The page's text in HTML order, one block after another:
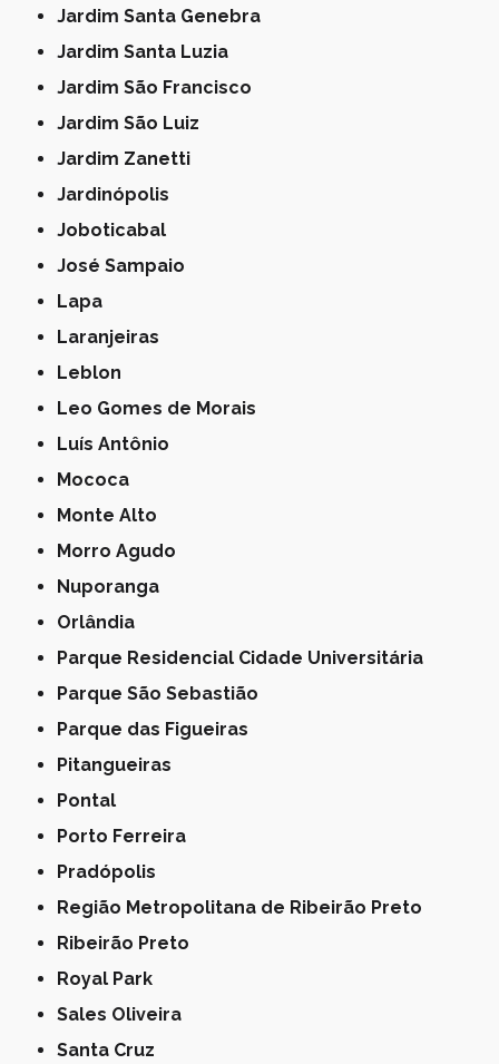
Jardim Santa Genebra
Jardim Santa Luzia
Jardim São Francisco
Jardim São Luiz
Jardim Zanetti
Jardinópolis
Joboticabal
José Sampaio
Lapa
Laranjeiras
Leblon
Leo Gomes de Morais
Luís Antônio
Mococa
Monte Alto
Morro Agudo
Nuporanga
Orlândia
Parque Residencial Cidade Universitária
Parque São Sebastião
Parque das Figueiras
Pitangueiras
Pontal
Porto Ferreira
Pradópolis
Região Metropolitana de Ribeirão Preto
Ribeirão Preto
Royal Park
Sales Oliveira
Santa Cruz